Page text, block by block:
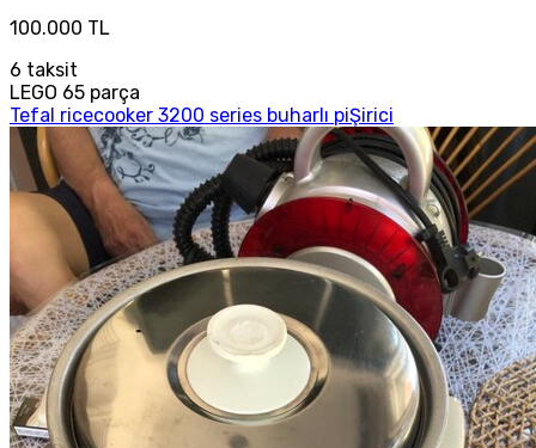
100.000 TL
6 taksit
LEGO 65 parça
Tefal ricecooker 3200 series buharlı piŞirici